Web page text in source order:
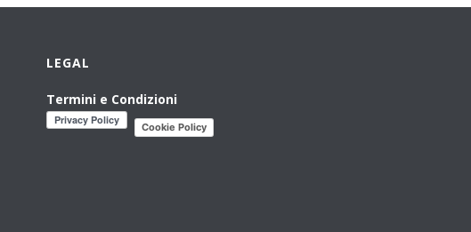
LEGAL
Termini e Condizioni
Cookie Policy